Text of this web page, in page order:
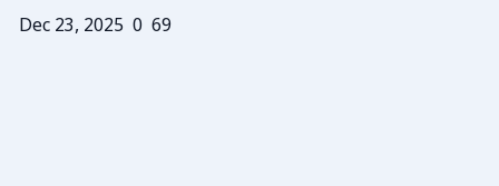
Dec 23, 2025 0 69